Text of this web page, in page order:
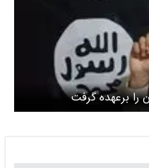
را برعهده گرفت